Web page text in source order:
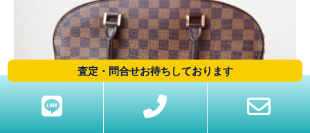
査定・問合せお待ちしております